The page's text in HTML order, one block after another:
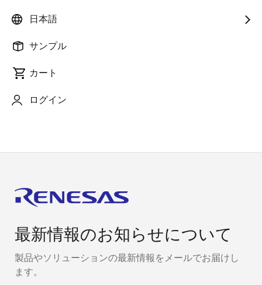
日本語
サンプル
カート
ログイン
の作成方法を紹介します。
関連リンク：
RZ/T2M製品ページ
RZ/T FSP on GitHub
最新情報のお知らせについて
製品やソリューションの最新情報をメールでお届けし
ます。